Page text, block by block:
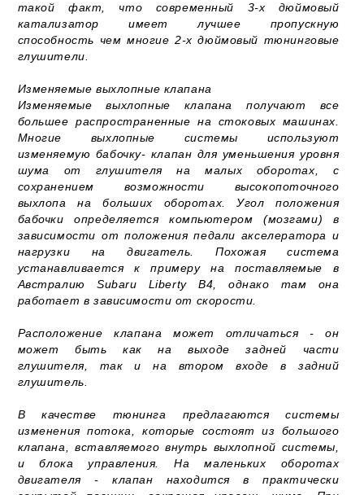
такой факт, что современный 3-х дюймовый
катализатор имеет лучшее пропускную
способность чем многие 2-х дюймовый тюнинговые
глушители.
Изменяемые выхлопные клапана
Изменяемые выхлопные клапана получают все
большее распространенные на стоковых машинах.
Многие выхлопные системы используют
изменяемую бабочку- клапан для уменьшения уровня
шума от глушителя на малых оборотах, с
сохранением возможности высокопоточного
выхлопа на больших оборотах. Угол положения
бабочки определяется компьютером (мозгами) в
зависимости от положения педали акселератора и
нагрузки на двигатель. Похожая система
устанавливается к примеру на поставляемые в
Австралию Subaru Liberty B4, однако там она
работает в зависимости от скорости.
Расположение клапана может отличаться - он
может быть как на выходе задней части
глушителя, так и на втором входе в задний
глушитель.
В качестве тюнинга предлагаются системы
изменения потока, которые состоят из большого
клапана, вставляемого внутрь выхлопной системы,
и блока управления. На маленьких оборотах
двигателя - клапан находится в практически